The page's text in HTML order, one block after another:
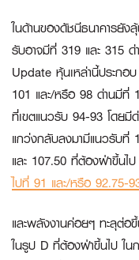
ในด้านของดัชนีธนาคารยั
รับอาจมีที่ 319 และ 315
Update หุ้นเหล่านี้ประกอบ
101 และ/หรือ 98 ด่านมีที่
ที่เขตแนวรับ 94-93 โดยมี
แกว่งกลับลงมามีแนวรับที่
และ 107.50 ที่ต้องฝ่าขึ้นไ
ไปที่ 91 และ/หรือ 92.75-
และพลังงานค่อยๆ ทะลุต่อ
ในรูป D ที่ต้องฝ่าขึ้นไป ใ